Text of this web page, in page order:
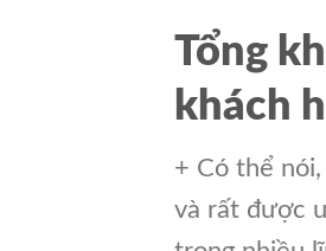
Tổng
khách
+ Có thể
và rất được